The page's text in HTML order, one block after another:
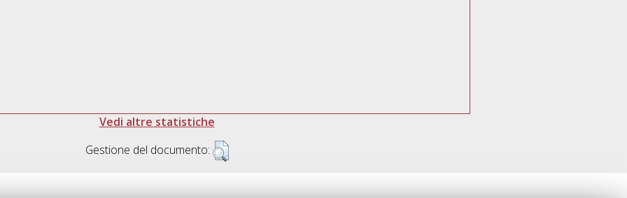
Vedi altre statistiche
Gestione del documento: